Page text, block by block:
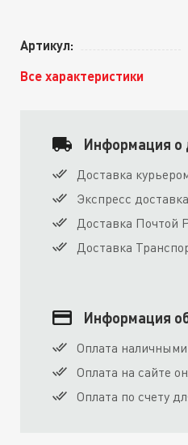
Артикул:
Все характеристики
Информация о
Доставка
Экспресс
Доставка Почтой
Доставка
Информация
Оплата наличными
Оплата на сайте
Оплата по счету